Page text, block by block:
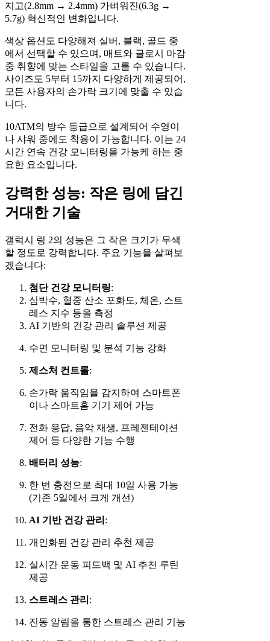
지고(2.8mm → 2.4mm) 가벼워진(6.3g →
5.7g) 혁신적인 변화입니다.
색상 옵션도 다양해져 실버, 블랙, 골드 중
에서 선택할 수 있으며, 매트와 글로시 마감
중 취향에 맞는 스타일을 고를 수 있습니다.
사이즈도 5부터 15까지 다양하게 제공되어,
모든 사용자의 손가락 크기에 맞출 수 있습
니다.
10ATM의 방수 등급으로 설계되어 수영이
나 샤워 중에도 착용이 가능합니다. 이는 24
시간 연속 건강 모니터링을 가능케 하는 중
요한 요소입니다.
강력한 성능: 작은 링에 담긴
거대한 기술
갤럭시 링 2의 성능은 그 작은 크기가 무색
할 정도로 강력합니다. 주요 기능을 살펴보
겠습니다:
첨단 건강 모니터링:
심박수, 혈중 산소 포화도, 체온, 스트
레스 지수 등을 측정
AI 기반의 건강 관리 솔루션 제공
수면 모니터링 및 분석 기능 강화
제스처 컨트롤:
손가락 움직임을 감지하여 스마트폰
이나 스마트홈 기기 제어 가능
전화 응답, 음악 재생, 프레젠테이션
제어 등 다양한 기능 수행
배터리 성능:
한 번 충전으로 최대 10일 사용 가능
(기존 5일에서 크게 개선)
AI 기반 건강 관리 :
개인화된 건강 관리 추천 제공
실시간 운동 피드백 및 AI 추천 루틴
제공
스트레스 관리 :
진동 알림을 통한 스트레스 관리 기능